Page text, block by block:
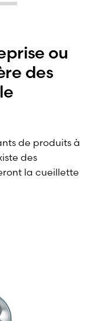
ou
des
de produits à
des
la cueillette